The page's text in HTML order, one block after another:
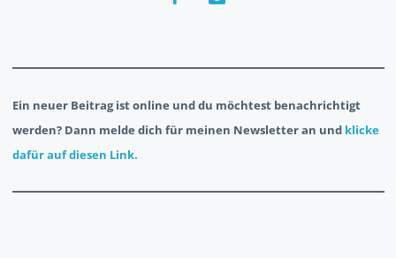
IM
MUSIKKREIS
Ein neuer Beitrag ist online und du möchtest benachrichtigt
werden? Dann melde dich für meinen Newsletter an und klicke
dafür auf diesen Link.